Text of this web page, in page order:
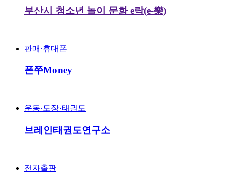
부산시 청소년 놀이 문화 e락(e-樂)
판매·휴대폰
폰쭈Money
운동·도장·태권도
브레인태권도연구소
전자출판